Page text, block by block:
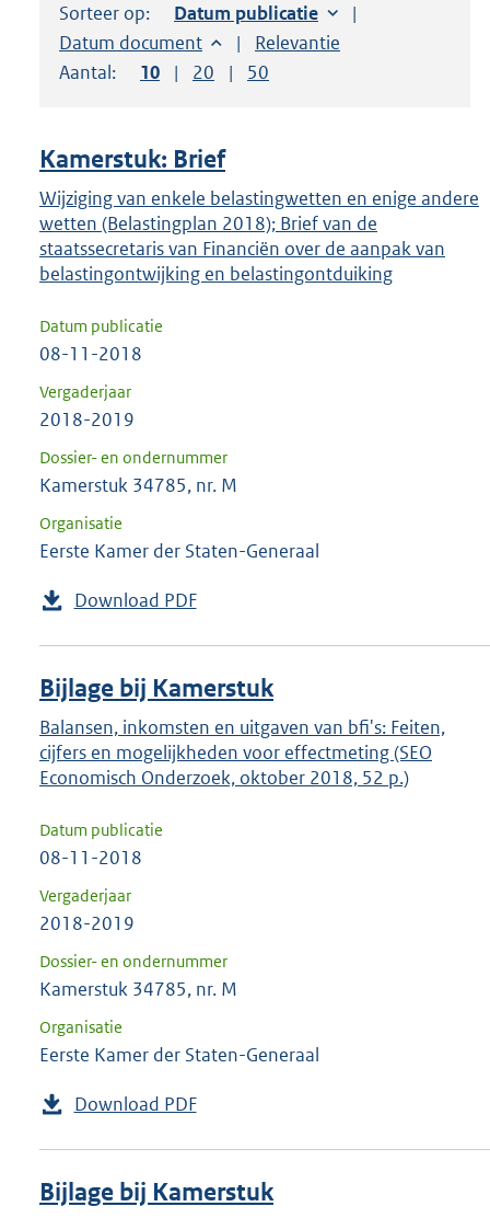
suggesties.
Druk
om
uw
keuze
te
bevestigen.
Sorteer op: Sorteer op:
Datum publicatie
Sorteer op:
Datum document Sorteer op:
Relevantie
Aantal:
Toon
10 resultaten per pagina
Toon
20 resultaten per pagina
Toon
50
Kamerstuk: Brief
Wijziging van enkele belastingwetten en enige andere
wetten (Belastingplan 2018); Brief van de
staatssecretaris van Financiën over de aanpak van
belastingontwijking en belastingontduiking
Datum publicatie
08-11-2018
Vergaderjaar
2018-2019
Dossier- en ondernummer
Kamerstuk 34785, nr. M
Organisatie
Eerste Kamer der Staten-Generaal
Download PDF
Bijlage bij Kamerstuk
Balansen, inkomsten en uitgaven van bfi's: Feiten,
cijfers en mogelijkheden voor effectmeting (SEO
Economisch Onderzoek, oktober 2018, 52 p.)
Datum publicatie
08-11-2018
Vergaderjaar
2018-2019
Dossier- en ondernummer
Kamerstuk 34785, nr. M
Organisatie
Eerste Kamer der Staten-Generaal
Download PDF
Bijlage bij Kamerstuk